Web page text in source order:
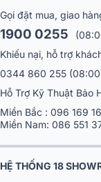
Gọi đặt mua, giao
1900 0255
Khiếu nại, hỗ trợ
0344 860 255
Hỗ Trợ Kỹ Thuật Bảo
Miền Bắc : 096 169
Miền Nam: 086 551
HỆ THỐNG 18